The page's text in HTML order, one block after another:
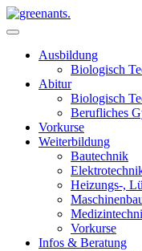
Ausbildung
Biologisch
Abitur
Biologisch
Berufliches
Vorkurse
Weiterbildung
Bautechnik
Heizungs-,
Vorkurse
Infos & Beratung